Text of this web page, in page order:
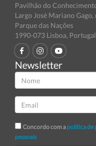
Pavilhão do
Largo José Mariano Gago,
Parque das Nações
1990-073 Lisboa, Portugal
Newsletter
Concordo com a política de
pessoais